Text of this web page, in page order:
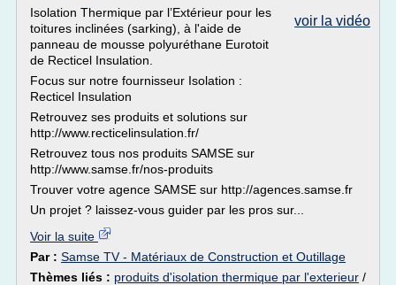
voir la vidéo
Isolation Thermique par l’Extérieur pour les
toitures inclinées (sarking), à l'aide de
panneau de mousse polyuréthane Eurotoit
de Recticel Insulation.
Focus sur notre fournisseur Isolation :
Recticel Insulation
Retrouvez ses produits et solutions sur
http://www.recticelinsulation.fr/
Retrouvez tous nos produits SAMSE sur
http://www.samse.fr/nos-produits
Trouver votre agence SAMSE sur http://agences.samse.fr
Un projet ? laissez-vous guider par les pros sur...
Voir la suite
Par : Samse TV - Matériaux de Construction et Outillage
Thèmes liés : produits d'isolation thermique par l'exterieur /